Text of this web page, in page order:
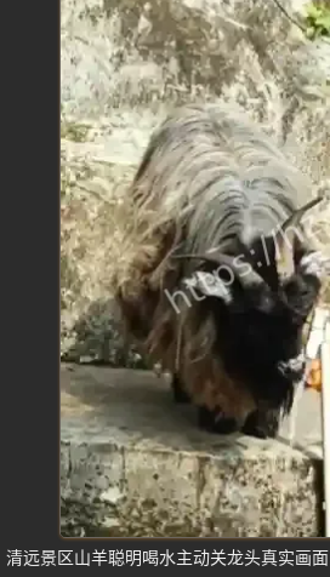
清远景区山羊聪明喝水主动关龙头真实画面